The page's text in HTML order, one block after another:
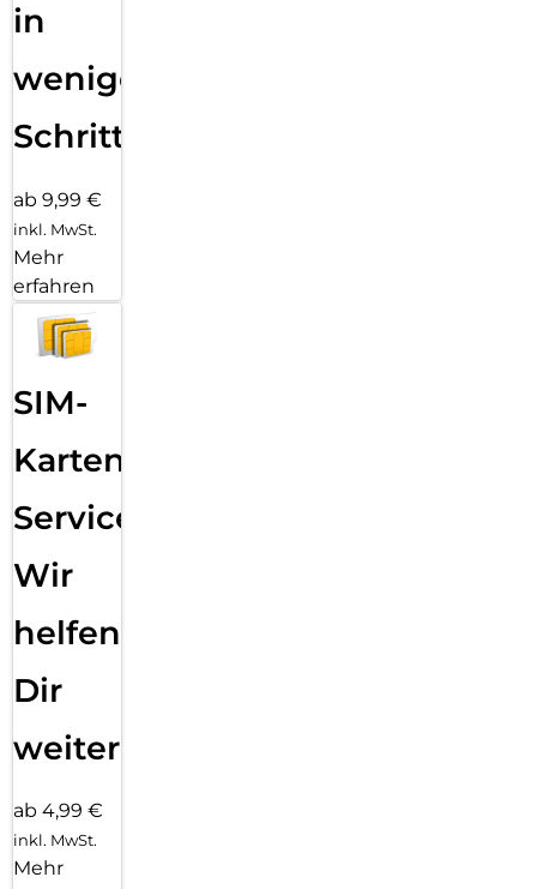
in
wenigen
Schritten
ab 9,99 €
inkl. MwSt.
Mehr
erfahren
SIM-
Karten
Service:
Wir
helfen
Dir
weiter
ab 4,99 €
inkl. MwSt.
Mehr